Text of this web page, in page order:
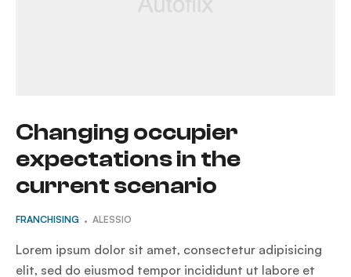
Changing occupier
expectations in the
current scenario
FRANCHISING ALESSIO
Lorem ipsum dolor sit amet, consectetur adipisicing
elit, sed do eiusmod tempor incididunt ut labore et